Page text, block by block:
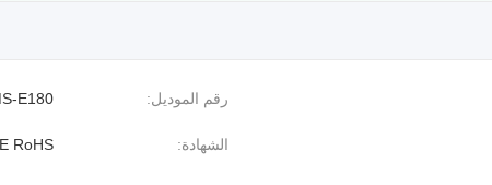
رقم الموديل: E180
الشهادة: RoHS